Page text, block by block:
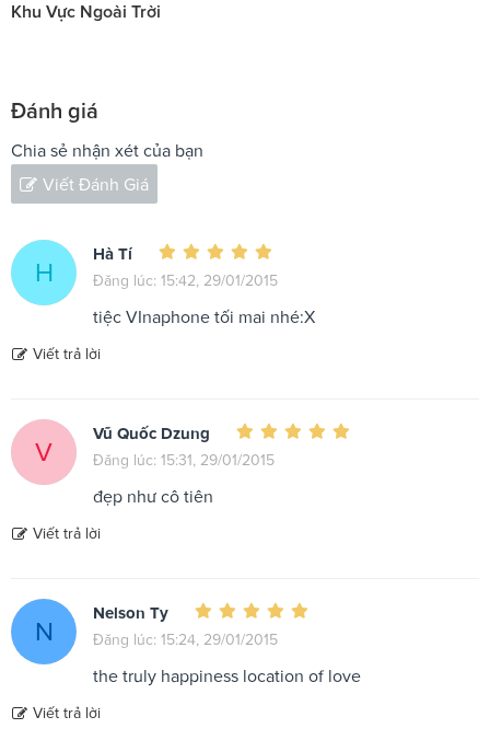
Khu Vực Ngoài Trời
Đánh giá
Chia sẻ nhận xét của bạn
Viết Đánh Giá
H
Hà Tí
Đăng lúc: 15:42, 29/01/2015
tiệc VInaphone tối mai nhé:X
Viết trả lời
V
Vũ Quốc Dzung
Đăng lúc: 15:31, 29/01/2015
đẹp như cô tiên
Viết trả lời
N
Nelson Ty
Đăng lúc: 15:24, 29/01/2015
the truly happiness location of love
Viết trả lời